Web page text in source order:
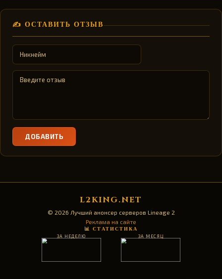
✍️ ОСТАВИТЬ ОТЗЫВ
ДОБАВИТЬ
L2KING.NET
© 2026 Лучший анонсер серверов Lineage 2
Реклама на сайте
📊 СТАТИСТИКА
ЗА НЕДЕЛЮ ЗА МЕСЯЦ